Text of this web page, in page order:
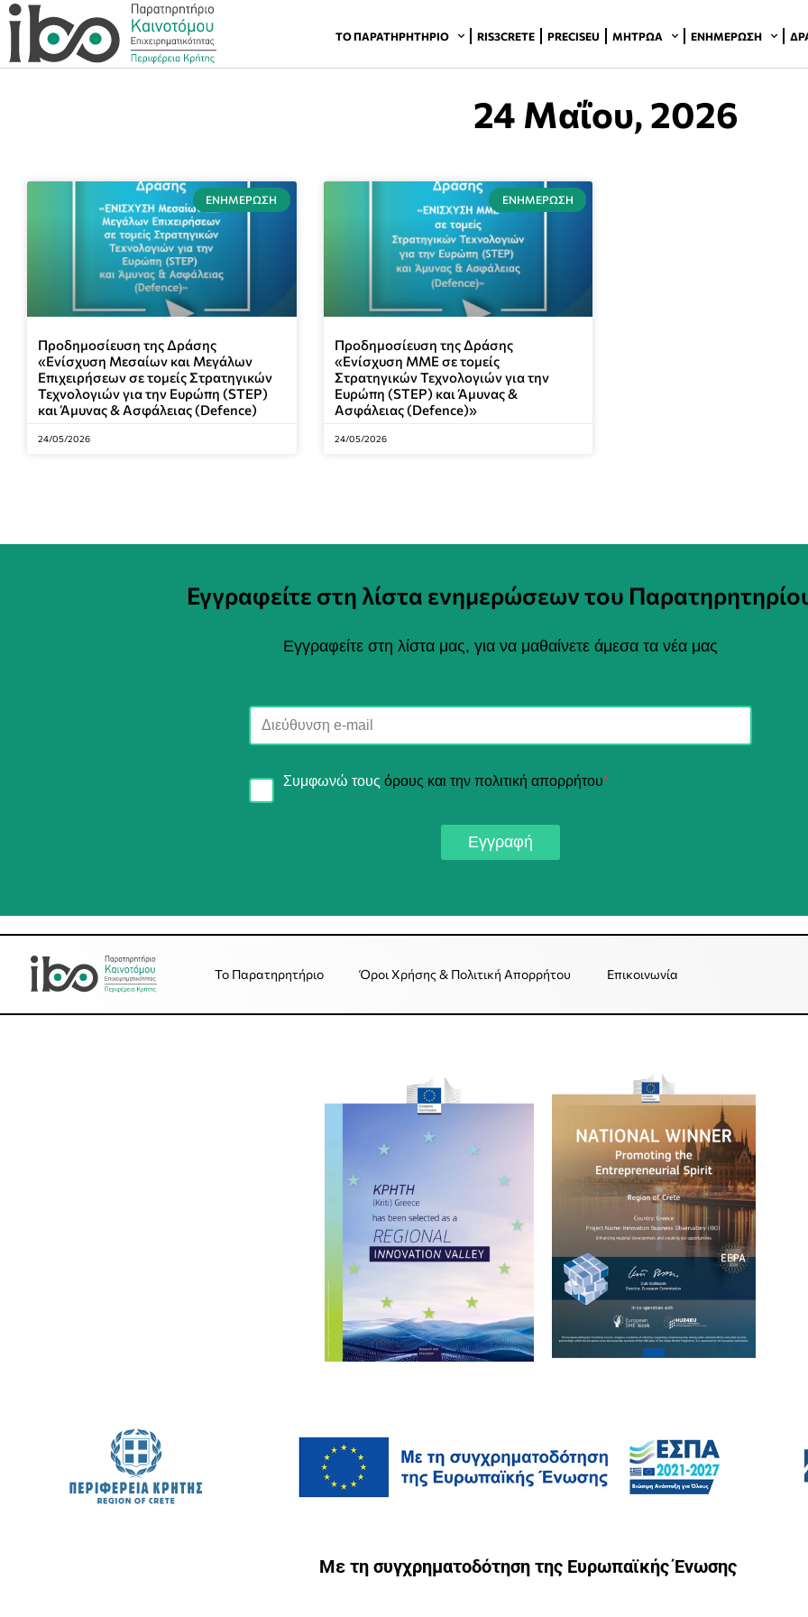
ΤΟ ΠΑΡΑΤΗΡΗΤΉΡΙΟ RIS3CRETE PRECISEU ΜΗΤΡΏΑ ΕΝΗΜΈΡΩΣΗ
24 Μαΐου, 2026
ΕΝΗΜΈΡΩΣΗ
Προδημοσίευση της Δράσης
«Ενίσχυση Μεσαίων και Μεγάλων
Επιχειρήσεων σε τομείς Στρατηγικών
Τεχνολογιών για την Ευρώπη (STEP)
και Άμυνας & Ασφάλειας (Defence)
24/05/2026
ΕΝΗΜΈΡΩΣΗ
Προδημοσίευση της Δράσης
«Ενίσχυση ΜΜΕ σε τομείς
Στρατηγικών Τεχνολογιών για την
Ευρώπη (STEP) και Άμυνας &
Ασφάλειας (Defence)»
24/05/2026
Εγγραφείτε στη λίστα ενημερώσεων του
Εγγραφείτε στη λίστα μας, για να μαθαίνετε άμεσα τα νέα μας
Συμφωνώ τουςόρους και την πολιτική απορρήτου*
Εγγραφή
Το Παρατηρητήριο Όροι Χρήσης & Πολιτική Απορρήτου Επικοινωνία
Με τη συγχρηματοδότηση της Ευρωπαϊκής Ένωσης